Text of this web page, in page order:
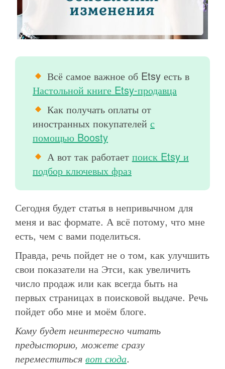
Всё самое важное об Etsy есть в
Настольной книге Etsy-продавца
Как получать оплаты от
иностранных покупателей с
помощью Boosty
А вот так работает поиск Etsy и
подбор ключевых фраз
Сегодня будет статья в непривычном для
меня и вас формате. А всё потому, что мне
есть, чем с вами поделиться.
Правда, речь пойдет не о том, как улучшить
свои показатели на Этси, как увеличить
число продаж или как всегда быть на
первых страницах в поисковой выдаче. Речь
пойдет обо мне и моём блоге.
Кому будет неинтересно читать
предысторию, можете сразу
переместиться вот сюда.